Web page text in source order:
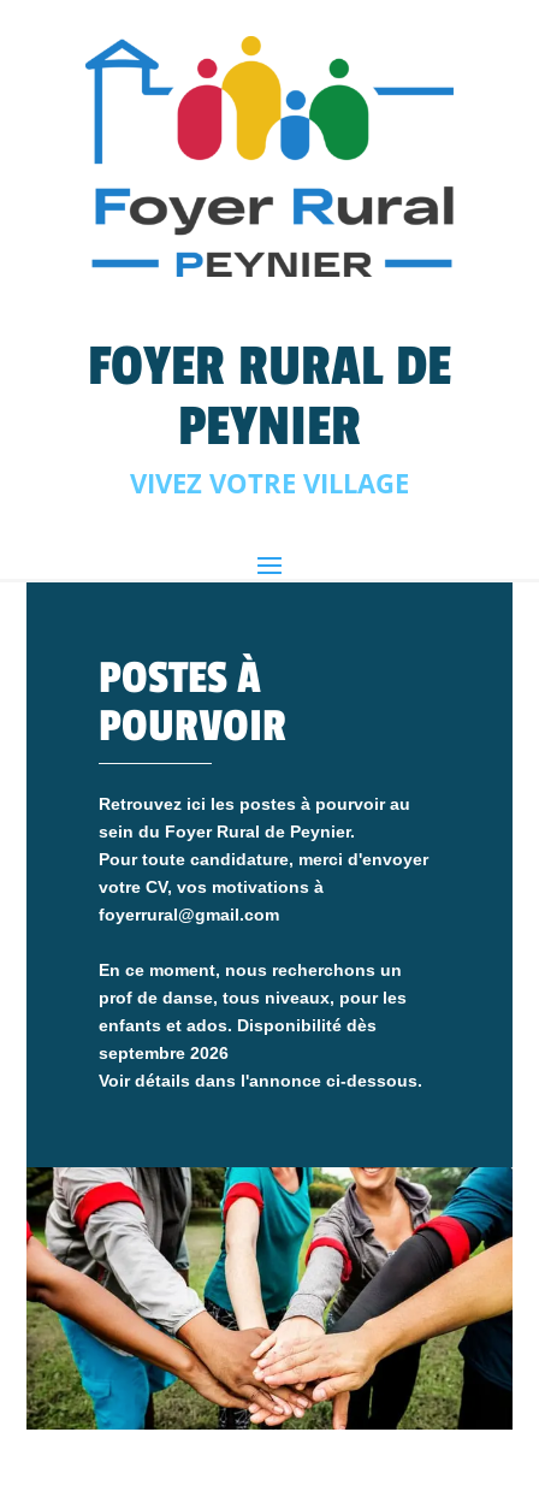
FOYER RURAL DE
PEYNIER
VIVEZ VOTRE VILLAGE
POSTES À
POURVOIR
Retrouvez ici les postes à pourvoir au
sein du Foyer Rural de Peynier.
Pour toute candidature, merci d'envoyer
votre CV, vos motivations à
foyerrural@gmail.com
En ce moment, nous recherchons un
prof de danse, tous niveaux, pour les
enfants et ados. Disponibilité dès
septembre 2026
Voir détails dans l'annonce ci-dessous.